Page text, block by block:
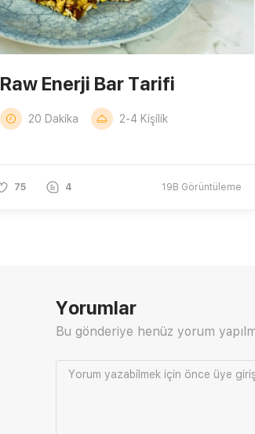
Raw Enerji Bar Tarifi
20 Dakika 2-4 Kişilik
75 4 19B Görüntüleme
Yorumlar
Bu gönderiye henüz yorum
Yorum yazabilmek için önce üye